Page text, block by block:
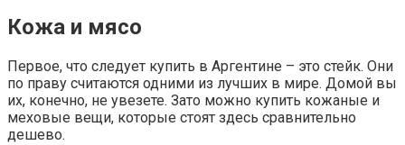
Кожа и мясо
Первое, что следует купить в Аргентине – это стейк. Они
по праву считаются одними из лучших в мире. Домой вы
их, конечно, не увезете. Зато можно купить кожаные и
меховые вещи, которые стоят здесь сравнительно
дешево.